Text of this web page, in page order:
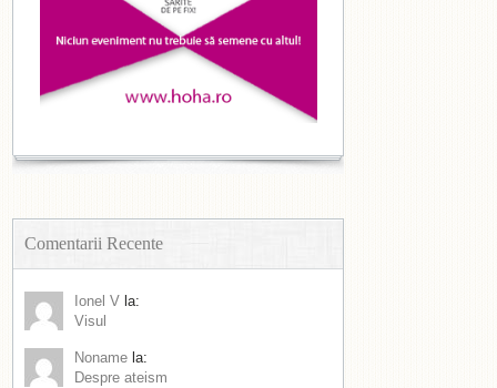
Comentarii Recente
Ionel V la:
Visul
Noname la:
Despre ateism